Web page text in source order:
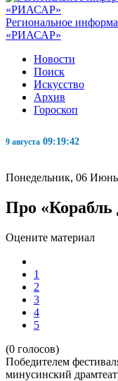
Региональное
«РИАСАР»
Новости
Поиск
Искусство
Архив
Гороскоп
9 августа 09:19:43
Понедельник, 06
Про «Корабль
Оцените материал
1
2
3
4
5
(0 голосов)
Победителем
минусинский